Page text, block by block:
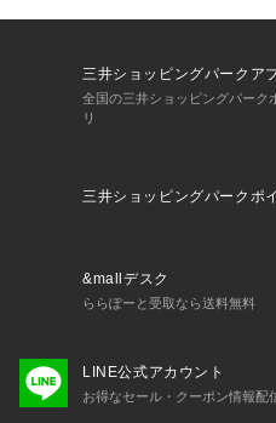
※組下品番 931－71151
・裏地：背抜き仕立て
※照明の関係により、実際より
ります。また、パソコン・ス
三井ショッピングパークア
全国の三井ショッピングパーク
リ
三井ショッピングパークポ
&mallデスク
ららぽーと受取なら送料無料
LINE公式アカウント
お得なセール・クーポン情報配